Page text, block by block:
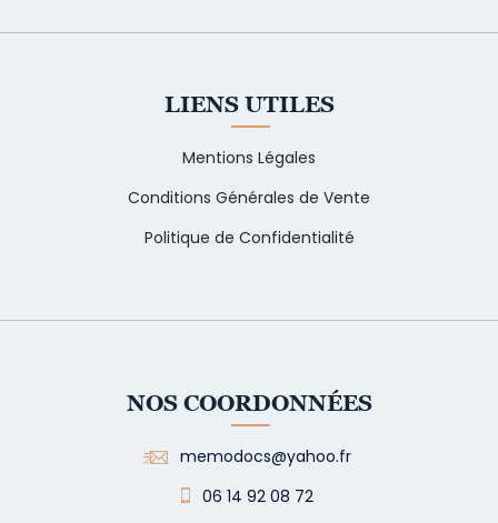
LIENS UTILES
Mentions Légales
Conditions Générales de Vente
Politique de Confidentialité
NOS COORDONNÉES
memodocs@yahoo.fr
06 14 92 08 72